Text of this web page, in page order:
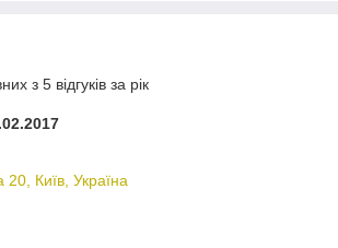
з 5 відгуків за рік
20, Київ, Україна